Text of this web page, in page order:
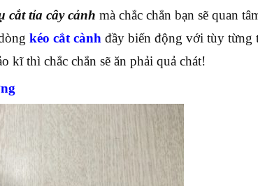
cắt tỉa cây cảnh mà chắc chắn bạn sẽ quan
kéo cắt cành đầy biến động với tùy từng
kĩ thì chắc chắn sẽ ăn phải quả chát!